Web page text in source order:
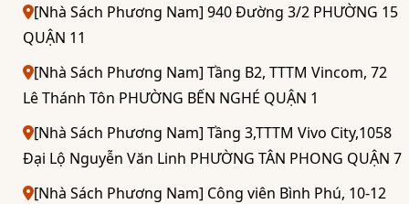
[Nhà Sách Phương Nam] 940 Đường 3/2 PHƯỜNG 15
QUẬN 11
[Nhà Sách Phương Nam] Tầng B2, TTTM Vincom, 72
Lê Thánh Tôn PHƯỜNG BẾN NGHÉ QUẬN 1
[Nhà Sách Phương Nam] Tầng 3,TTTM Vivo City,1058
Đại Lộ Nguyễn Văn Linh PHƯỜNG TÂN PHONG QUẬN 7
[Nhà Sách Phương Nam] Công viên Bình Phú, 10-12